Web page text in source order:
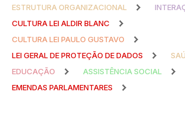
ESTRUTURA ORGANIZACIONAL
CULTURA LEI ALDIR BLANC
CULTURA LEI PAULO GUSTAVO
LEI GERAL DE PROTEÇÃO DE DADOS
EDUCAÇÃO
ASSISTÊNCIA SOCIAL
EMENDAS PARLAMENTARES